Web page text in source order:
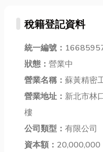
——「玻璃基
似簡單的玻
璃，不只是顯
架，更是承載
複雜電路、實
現精彩影像的
料。玻璃基板
在高科技產業
🌱
葡
甜
「
苗
稅籍登記資料
統一編號：
狀態： 營業中
營業名稱： 蘇黃精密
營業地址： 新北市林
樓
公司類型： 有限公司
資本額： 20,000,000